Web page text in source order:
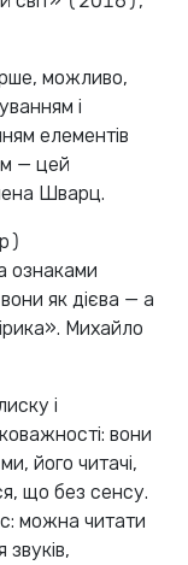
можливо,
і
елементів
— цей
Шварц.
ознаками
як дієва — а
Михайло
і
вони
його читачі,
що без сенсу.
можна читати
звуків,